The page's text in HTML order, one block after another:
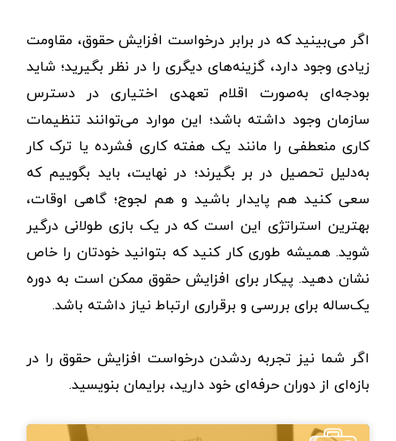
اگر می‌بینید که در برابر درخواست افزایش حقوق، مقاومت
زیادی وجود دارد، گزینه‌های دیگری را در نظر بگیرید؛ شاید
بودجه‌ای به‌صورت اقلام تعهدی اختیاری در دسترس
سازمان وجود داشته باشد؛ این موارد می‌توانند تنظیمات
کاری منعطفی را مانند یک هفته کاری فشرده یا ترک کار
به‌دلیل تحصیل در بر بگیرند؛ در نهایت، باید بگوییم که
سعی کنید هم پایدار باشید و هم لجوج؛ گاهی اوقات،
بهترین استراتژی این است که در یک بازی طولانی درگیر
شوید. همیشه طوری کار کنید که بتوانید خودتان را خاص
نشان دهید. پیکار برای افزایش حقوق ممکن است به دوره
یک‌ساله برای بررسی و برقراری ارتباط نیاز داشته باشد.
اگر شما نیز تجربه ردشدن درخواست افزایش حقوق را در
بازه‌ای از دوران حرفه‌ای خود دارید، برایمان بنویسید.